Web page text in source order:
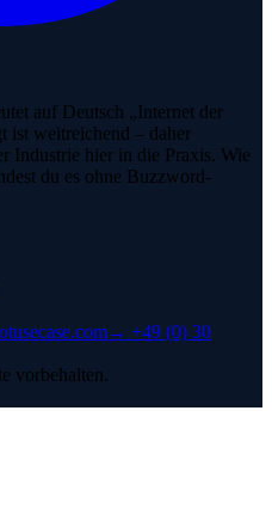
auf Deutsch „Internet der
ist weitreichend – daher
Industrie hier in die Praxis. Wie
du es ohne Buzzword-
→ +49 (0) 30
vorbehalten.